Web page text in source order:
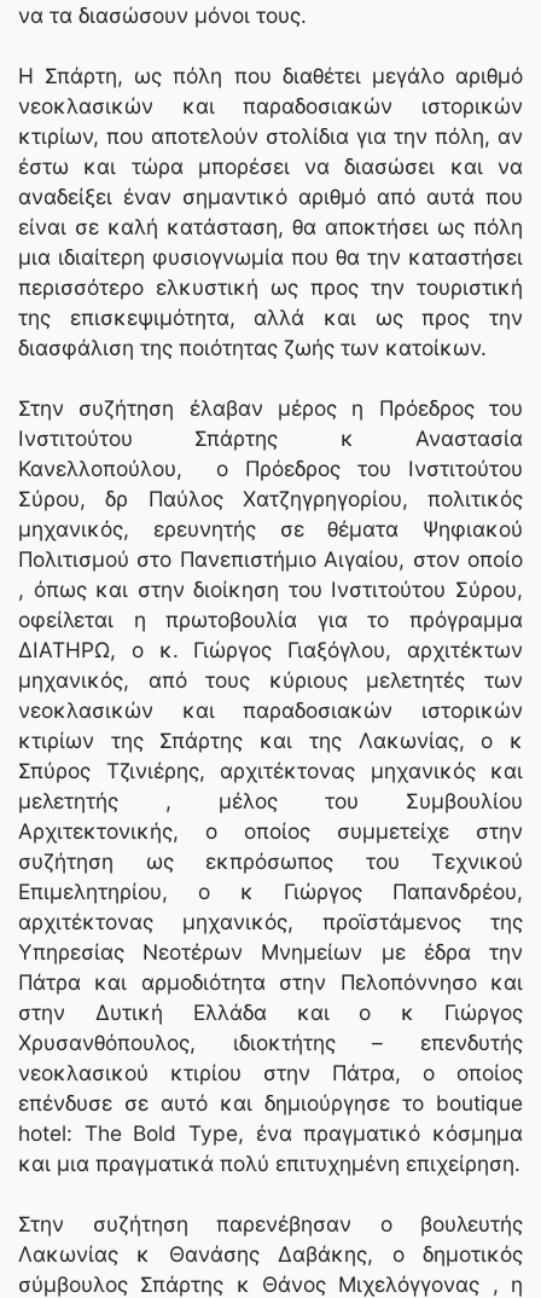
να τα διασώσουν μόνοι τους.
Η Σπάρτη, ως πόλη που διαθέτει μεγάλο αριθμό
νεοκλασικών και παραδοσιακών ιστορικών
κτιρίων, που αποτελούν στολίδια για την πόλη, αν
έστω και τώρα μπορέσει να διασώσει και να
αναδείξει έναν σημαντικό αριθμό από αυτά που
είναι σε καλή κατάσταση, θα αποκτήσει ως πόλη
μια ιδιαίτερη φυσιογνωμία που θα την καταστήσει
περισσότερο ελκυστική ως προς την τουριστική
της επισκεψιμότητα, αλλά και ως προς την
διασφάλιση της ποιότητας ζωής των κατοίκων.
Στην συζήτηση έλαβαν μέρος η Πρόεδρος του
Ινστιτούτου Σπάρτης κ Αναστασία
Κανελλοπούλου, ο Πρόεδρος του Ινστιτούτου
Σύρου, δρ Παύλος Χατζηγρηγορίου, πολιτικός
μηχανικός, ερευνητής σε θέματα Ψηφιακού
Πολιτισμού στο Πανεπιστήμιο Αιγαίου, στον οποίο
, όπως και στην διοίκηση του Ινστιτούτου Σύρου,
οφείλεται η πρωτοβουλία για το πρόγραμμα
ΔΙΑΤΗΡΩ, ο κ. Γιώργος Γιαξόγλου, αρχιτέκτων
μηχανικός, από τους κύριους μελετητές των
νεοκλασικών και παραδοσιακών ιστορικών
κτιρίων της Σπάρτης και της Λακωνίας, ο κ
Σπύρος Τζινιέρης, αρχιτέκτονας μηχανικός και
μελετητής , μέλος του Συμβουλίου
Αρχιτεκτονικής, ο οποίος συμμετείχε στην
συζήτηση ως εκπρόσωπος του Τεχνικού
Επιμελητηρίου, ο κ Γιώργος Παπανδρέου,
αρχιτέκτονας μηχανικός, προϊστάμενος της
Υπηρεσίας Νεοτέρων Μνημείων με έδρα την
Πάτρα και αρμοδιότητα στην Πελοπόννησο και
στην Δυτική Ελλάδα και ο κ Γιώργος
Χρυσανθόπουλος, ιδιοκτήτης – επενδυτής
νεοκλασικού κτιρίου στην Πάτρα, ο οποίος
επένδυσε σε αυτό και δημιούργησε το boutique
hotel: The Bold Type, ένα πραγματικό κόσμημα
και μια πραγματικά πολύ επιτυχημένη επιχείρηση.
Στην συζήτηση παρενέβησαν ο βουλευτής
Λακωνίας κ Θανάσης Δαβάκης, ο δημοτικός
σύμβουλος Σπάρτης κ Θάνος Μιχελόγγονας , η